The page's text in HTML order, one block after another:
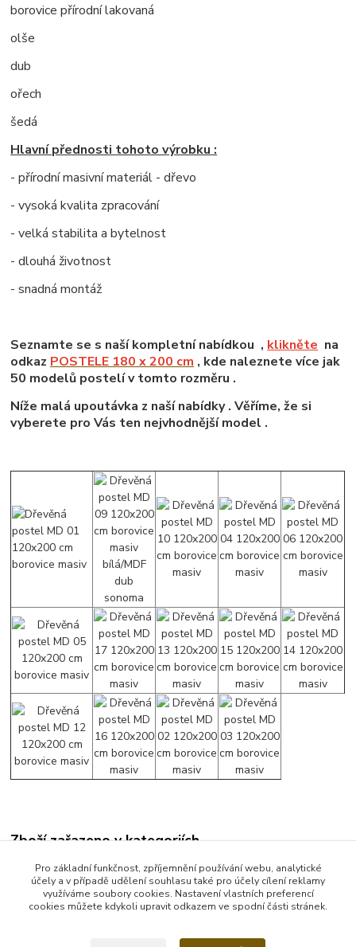
borovice přírodní lakovaná
olše
dub
ořech
šedá
Hlavní přednosti tohoto výrobku :
- přírodní masivní materiál - dřevo
- vysoká kvalita zpracování
- velká stabilita a bytelnost
- dlouhá životnost
- snadná montáž
Seznamte se s naší kompletní nabídkou , klikněte na
odkaz POSTELE 180 x 200 cm , kde naleznete více jak
50 modelů postelí v tomto rozměru .
Níže malá upoutávka z naší nabídky . Věříme, že si
vyberete pro Vás ten nejvhodnější model .
Zboží zařazeno v kategoriích
Manželské postele
Postele 180 x 200 cm
Pro základní funkčnost, zpříjemnění používání webu, analytické
účely a v případě udělení souhlasu také pro účely cílení reklamy
využíváme soubory cookies. Nastavení vlastních preferencí
cookies můžete kdykoli upravit odkazem ve spodní části stránek.